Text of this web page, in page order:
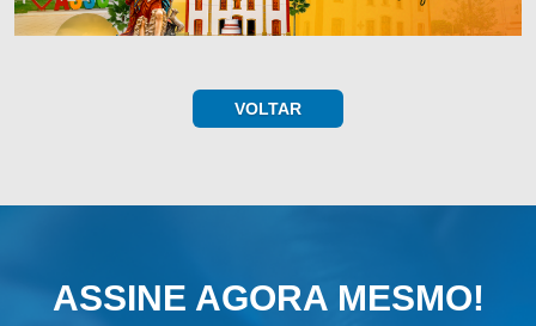
VOLTAR
ASSINE AGORA MESMO!